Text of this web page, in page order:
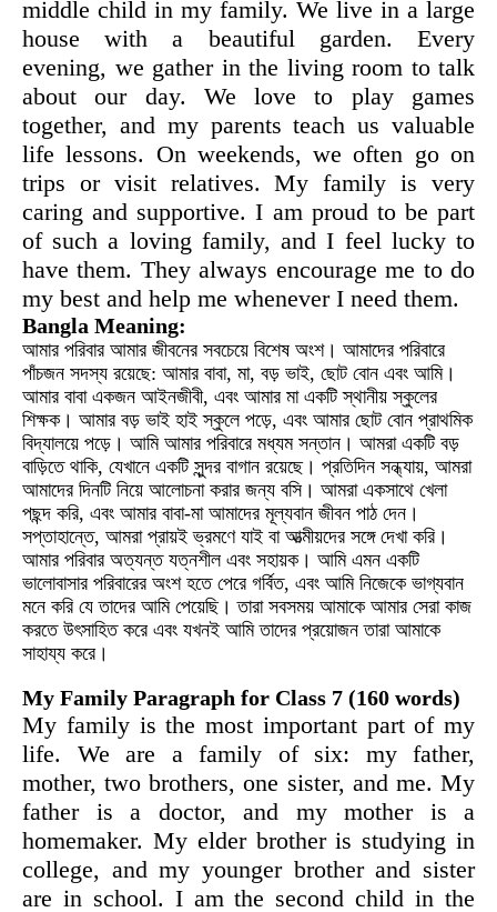
middle child in my family. We live in a large
house with a beautiful garden. Every
evening, we gather in the living room to talk
about our day. We love to play games
together, and my parents teach us valuable
life lessons. On weekends, we often go on
trips or visit relatives. My family is very
caring and supportive. I am proud to be part
of such a loving family, and I feel lucky to
have them. They always encourage me to do
my best and help me whenever I need them.
Bangla Meaning:
আমার পরিবার আমার জীবনের সবচেয়ে বিশেষ অংশ। আমাদের পরিবারে
পাঁচজন সদস্য রয়েছে: আমার বাবা, মা, বড় ভাই, ছোট বোন এবং আমি।
আমার বাবা একজন আইনজীবী, এবং আমার মা একটি স্থানীয় স্কুলের
শিক্ষক। আমার বড় ভাই হাই স্কুলে পড়ে, এবং আমার ছোট বোন প্রাথমিক
বিদ্যালয়ে পড়ে। আমি আমার পরিবারে মধ্যম সন্তান। আমরা একটি বড়
বাড়িতে থাকি, যেখানে একটি সুন্দর বাগান রয়েছে। প্রতিদিন সন্ধ্যায়, আমরা
আমাদের দিনটি নিয়ে আলোচনা করার জন্য বসি। আমরা একসাথে খেলা
পছন্দ করি, এবং আমার বাবা-মা আমাদের মূল্যবান জীবন পাঠ দেন।
সপ্তাহান্তে, আমরা প্রায়ই ভ্রমণে যাই বা আত্মীয়দের সঙ্গে দেখা করি।
আমার পরিবার অত্যন্ত যত্নশীল এবং সহায়ক। আমি এমন একটি
ভালোবাসার পরিবারের অংশ হতে পেরে গর্বিত, এবং আমি নিজেকে ভাগ্যবান
মনে করি যে তাদের আমি পেয়েছি। তারা সবসময় আমাকে আমার সেরা কাজ
করতে উৎসাহিত করে এবং যখনই আমি তাদের প্রয়োজন তারা আমাকে
সাহায্য করে।
My Family Paragraph for Class 7 (160 words)
My family is the most important part of my
life. We are a family of six: my father,
mother, two brothers, one sister, and me. My
father is a doctor, and my mother is a
homemaker. My elder brother is studying in
college, and my younger brother and sister
are in school. I am the second child in the